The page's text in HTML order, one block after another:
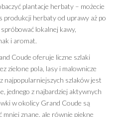
plantacje herbaty – możecie
produkcji herbaty od uprawy aż po
lokalnej kawy,
i aromat.
Coude oferuje liczne szlaki
zielone pola, lasy i malownicze
najpopularniejszych szlaków jest
jednego z najbardziej aktywnych
w okolicy Grand Coude są
mniej znane, ale równie piękne